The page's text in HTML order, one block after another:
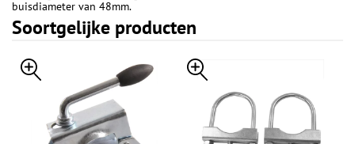
buisdiameter van 48mm.
Soortgelijke producten